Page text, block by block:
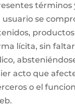
términos
usuario se
lícita, sin
acto que
o el